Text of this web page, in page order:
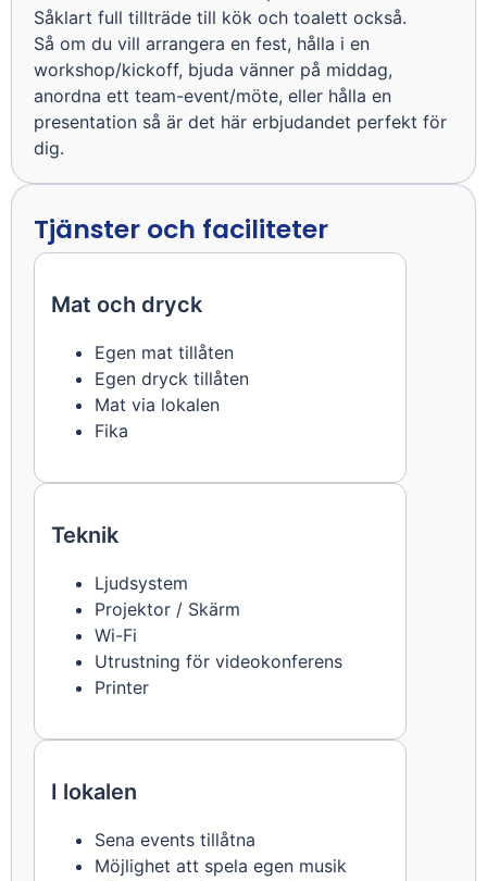
Såklart full tillträde till kök och toalett också.
Så om du vill arrangera en fest, hålla i en
workshop/kickoff, bjuda vänner på middag,
anordna ett team-event/möte, eller hålla en
presentation så är det här erbjudandet perfekt för
dig.
Tjänster och faciliteter
Mat och dryck
Egen mat tillåten
Egen dryck tillåten
Mat via lokalen
Fika
Teknik
Ljudsystem
Projektor / Skärm
Wi-Fi
Utrustning för videokonferens
Printer
I lokalen
Sena events tillåtna
Möjlighet att spela egen musik